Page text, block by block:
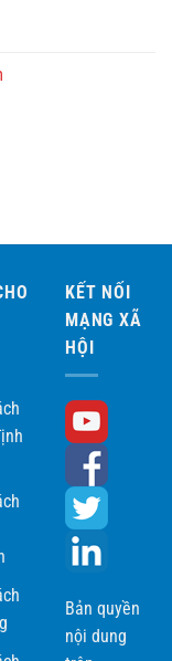
KẾT NỐI
MẠNG XÃ
HỘI
Bản quyền
nội dung